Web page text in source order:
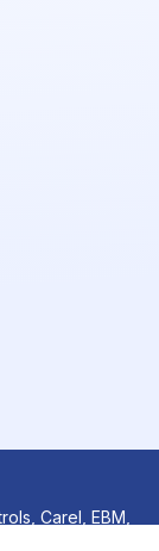
Carel, EBM,